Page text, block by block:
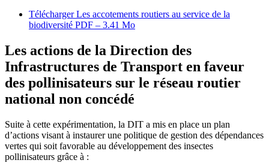
Télécharger Les accotements routiers au service de la
biodiversité PDF – 3.41 Mo
Les actions de la Direction des
Infrastructures de Transport en faveur
des pollinisateurs sur le réseau routier
national non concédé
Suite à cette expérimentation, la DIT a mis en place un plan
d’actions visant à instaurer une politique de gestion des dépendances
vertes qui soit favorable au développement des insectes
pollinisateurs grâce à :